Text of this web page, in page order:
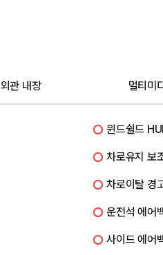
외관 내장 멀티미
윈드쉴드
차로유지 보
차로이탈 경
운전석 에어
사이드 에어